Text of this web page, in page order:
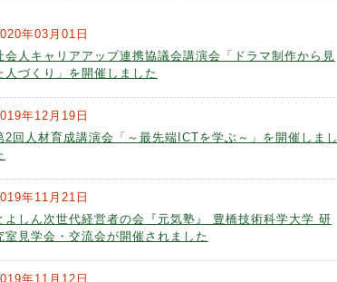
年03月01日
会人キャリアアップ連携協議会講演会「ドラマ制作から見
人づくり」を開催しました
年12月19日
2回人材育成講演会「～最先端ICTを学ぶ～」を開催しまし
年11月21日
よしん次世代経営者の会『元気塾』 豊橋技術科学大学 研
室見学会・交流会が開催されました
年11月12日